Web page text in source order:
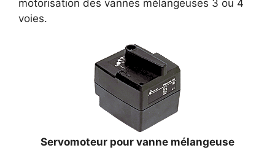
motorisation des vannes mélangeuses 3 ou 4
voies.
Servomoteur pour vanne mélangeuse